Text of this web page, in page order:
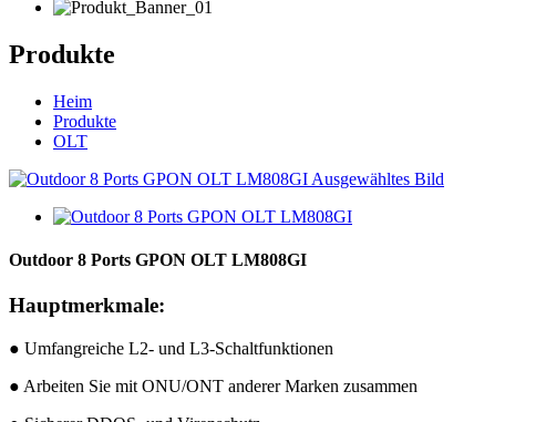
Produkte
Heim
Produkte
OLT
Outdoor 8 Ports GPON OLT LM808GI
Hauptmerkmale:
● Umfangreiche L2- und L3-Schaltfunktionen
● Arbeiten Sie mit ONU/ONT anderer Marken zusammen